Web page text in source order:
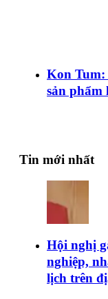
Kon Tum:
sản phẩm
Tin mới nhất
Hội nghị
nghiệp,
lịch trên